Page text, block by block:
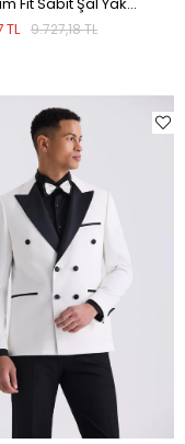
9.727,18 TL